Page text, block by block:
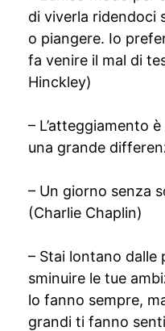
di viverla ridendoci
o piangere. Io
fa venire il mal di
Hinckley)
– L’atteggiamento
una grande
– Un giorno senza
(Charlie Chaplin)
– Stai lontano dalle
sminuire le tue
lo fanno sempre,
grandi ti fanno